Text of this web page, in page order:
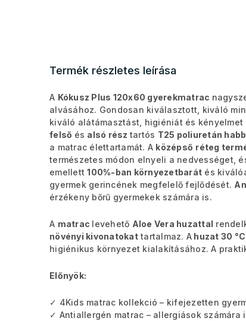
Termék részletes leírása
A Kókusz Plus 120x60 gyerekmatrac
alvásához. Gondosan kiválasztott, kiváló
kiváló alátámasztást, higiéniát és kényelmet
felső és alsó rész tartós T25 poliuretán
a matrac élettartamát. A középső réteg
természetes módon elnyeli a nedvességet,
emellett100%-ban környezetbarát és
gyermek gerincének megfelelő fejlődését.
érzékeny bőrű gyermekek számára is.
A matrac levehető Aloe Vera huzattal
növényi kivonatokattartalmaz. A huzat 30
higiénikus környezet kialakításához. A
Előnyök:
✓ 4Kids matrac kollekció – kifejezetten
✓ Antiallergén matrac – allergiások számára